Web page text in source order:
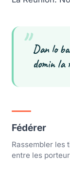
" Dan lo
domin la
Fédérer
Rassembler les
entre les